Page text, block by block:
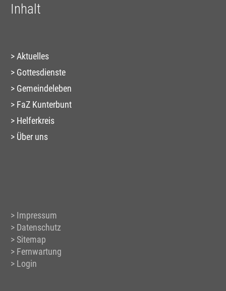
Inhalt
Aktuelles
Gottesdienste
Gemeindeleben
FaZ Kunterbunt
Helferkreis
Über uns
Impressum
Datenschutz
Sitemap
Fernwartung
Login